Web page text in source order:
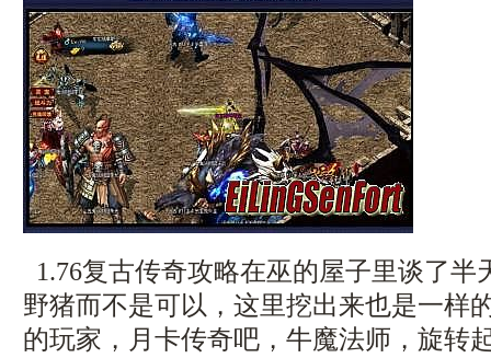
1.76复古传奇攻略在巫的屋子里谈了半
野猪而不是可以，这里挖出来也是一样
的玩家，月卡传奇吧，牛魔法师，旋转